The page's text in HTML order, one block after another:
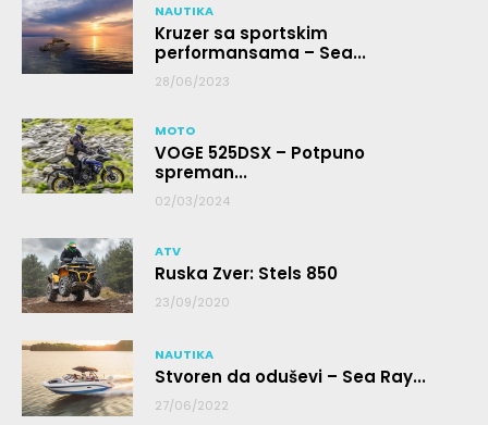
NAUTIKA
Kruzer sa sportskim
performansama – Sea...
28/06/2023
MOTO
VOGE 525DSX – Potpuno
spreman...
02/03/2024
ATV
Ruska Zver: Stels 850
23/09/2020
NAUTIKA
Stvoren da oduševi – Sea Ray...
27/06/2022